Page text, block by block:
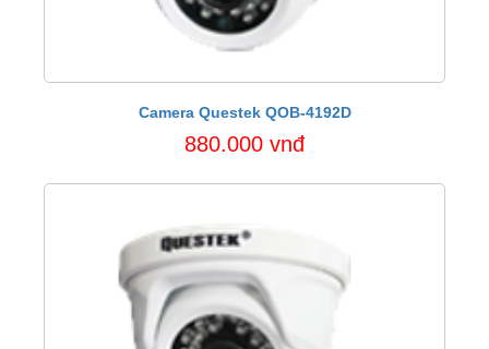
Camera Questek QOB-4192D
880.000 vnđ